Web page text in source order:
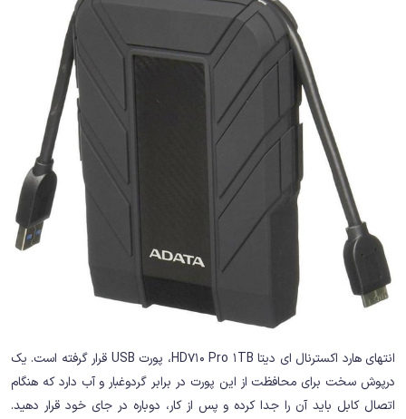
انتهای هارد اکسترنال ای دیتا HD710 Pro 1TB، پورت USB قرار گرفته است. یک
درپوش سخت برای محافظت از این پورت در برابر گردوغبار و آب دارد که هنگام
اتصال کابل باید آن را جدا کرده و پس از کار، دوباره در جای خود قرار دهید.